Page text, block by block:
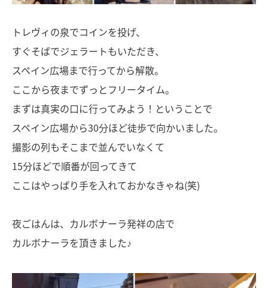
トレヴィの泉でコインを投げ、
すぐそばでジェラートもいただき、
スペイン広場まで行ってから解散。
ここから夜までずっとフリータイム。
まずは真実の口に行ってみよう！ということで
スペイン広場から30分ほど徒歩で向かいました。
撮影の列もそこまで並んでいなくて
15分ほどで順番が回ってきて
ここはやっぱり手を入れておかなきゃね(笑)
夜ごはんは、カルボナーラ発祥の店で
カルボナーラを頂きました♪